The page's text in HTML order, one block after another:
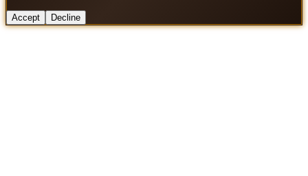
Accept Decline